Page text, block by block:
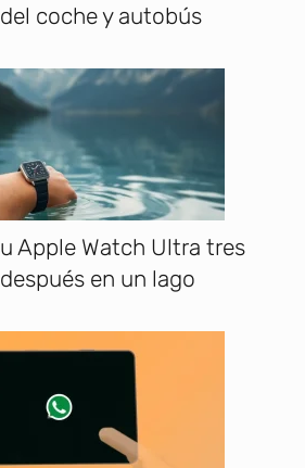
coche y autobús
Apple Watch Ultra tres
en un lago